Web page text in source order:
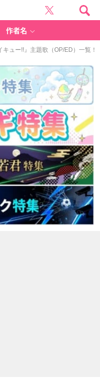
作者名
キュー!!』主題歌（OP/ED）一覧